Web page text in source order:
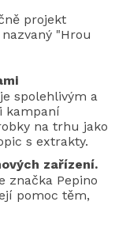
projekt
"Hrou
spolehlivým a
kampaní
na trhu jako
s extrakty.
zařízení.
značka Pepino
pomoc těm,